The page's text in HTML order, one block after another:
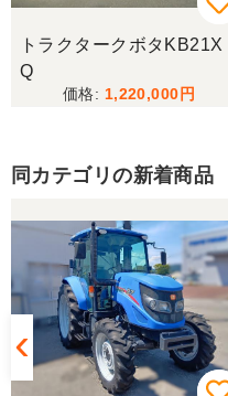
メールの返信がな
からキャンセルの
うございました。
山梨県／じん
整備された中古の
だいたい予算内だ
から陸送が可能と
い物が出来たと非
トラクタークボタKB21X
Q
1,220,000
同カテゴリの新着商品